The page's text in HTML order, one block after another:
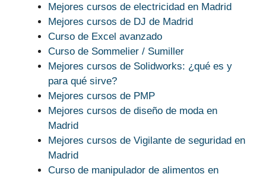
Mejores cursos de electricidad en Madrid
Mejores cursos de DJ de Madrid
Curso de Excel avanzado
Curso de Sommelier / Sumiller
Mejores cursos de Solidworks: ¿qué es y
para qué sirve?
Mejores cursos de PMP
Mejores cursos de diseño de moda en
Madrid
Mejores cursos de Vigilante de seguridad en
Madrid
Curso de manipulador de alimentos en